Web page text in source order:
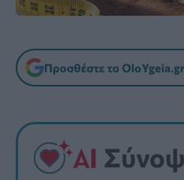
Προσθέστε το